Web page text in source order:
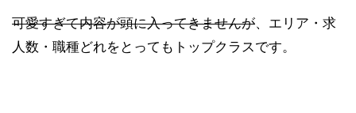
可愛すぎて内容が頭に入ってきませんが、エリア・求
人数・職種どれをとってもトップクラスです。